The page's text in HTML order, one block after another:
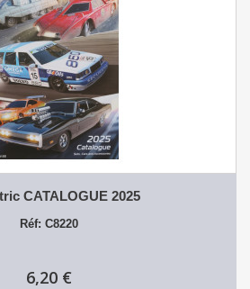
CATALOGUE 2025
Réf: C8220
6,20 €